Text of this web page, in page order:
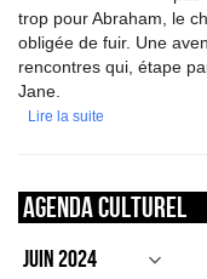
trop pour Abraham, le
obligée de fuir. Une
rencontres qui, étape
Jane.
Lire la suite
Agenda culturel